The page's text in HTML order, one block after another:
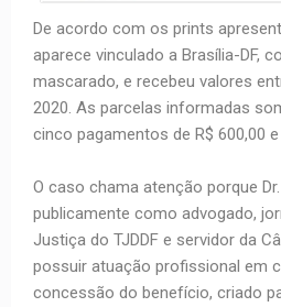
De acordo com os prints
aparece vinculado a Brasília-DF,
mascarado, e recebeu valores
2020. As parcelas informadas
cinco pagamentos de R$ 600,00
O caso chama atenção porque
publicamente como advogado,
Justiça do TJDDF e servidor da
possuir atuação profissional em
concessão do benefício, criado